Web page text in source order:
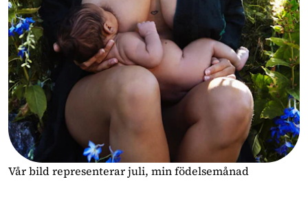
Vår bild representerar juli, min födelsemånad